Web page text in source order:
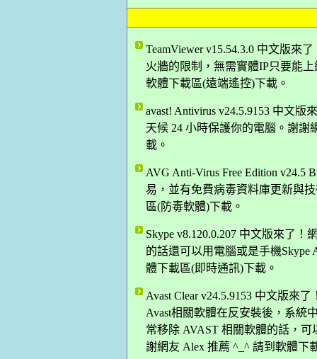
TeamViewer v15.54.3.0 中文版來
火牆的限制，無需實體IP只要能
軟體下載區(遠端遙控)下載。
avast! Antivirus v24.5.9153 中文
天候 24 小時保護你的電腦。謝謝
載。
AVG Anti-Virus Free Edition v24.5
易，並有免費病毒資料庫更新與
區(防毒軟體)下載。
Skype v8.120.0.207 中文版來了
的話還可以用電腦或是手機Skype
體下載區(即時通訊)下載。
Avast Clear v24.5.9153 中文版來
Avast相關軟體在反安裝後，系統
常移除 AVAST 相關軟體的話，
謝網友 Alex 推薦 ^_^ 請到軟體下